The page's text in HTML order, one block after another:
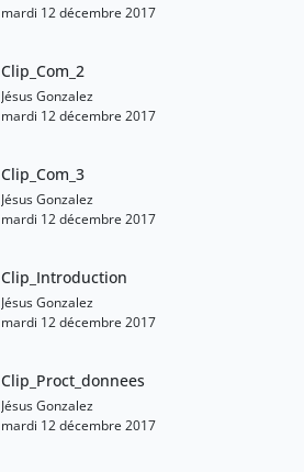
mardi 12 décembre 2017
Clip_Com_2
Jésus Gonzalez
mardi 12 décembre 2017
Clip_Com_3
Jésus Gonzalez
mardi 12 décembre 2017
Clip_Introduction
Jésus Gonzalez
mardi 12 décembre 2017
Clip_Proct_donnees
Jésus Gonzalez
mardi 12 décembre 2017